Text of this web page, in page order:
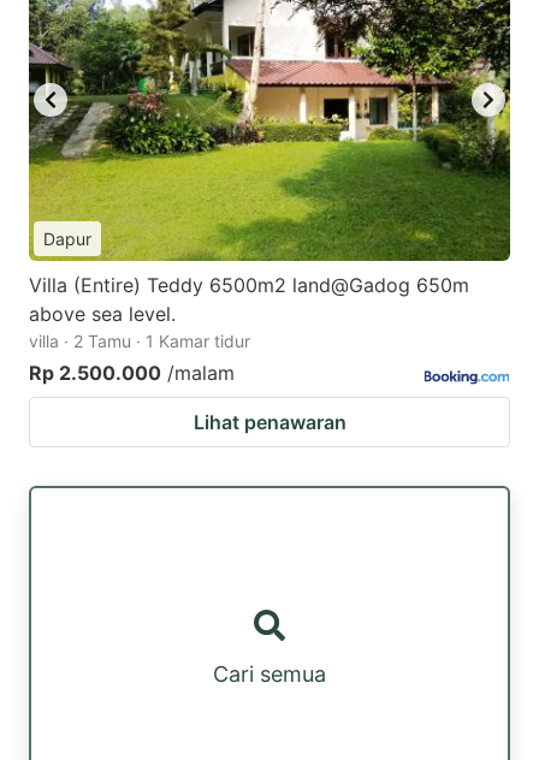
Dapur
Villa (Entire) Teddy 6500m2 land@Gadog 650m
above sea level.
villa · 2 Tamu · 1 Kamar tidur
Rp 2.500.000 /malam
Lihat penawaran
Cari semua